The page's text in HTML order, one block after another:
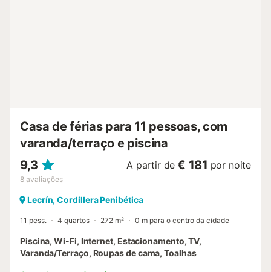
Casa de férias para 11 pessoas, com
varanda/terraço e piscina
9,3
8 avaliações
A partir de € 181 por noite
Lecrín, Cordillera Penibética
11 pess. 4 quartos 272 m² 0 m para o centro da cidade
Piscina, Wi-Fi, Internet, Estacionamento, TV,
Varanda/Terraço, Roupas de cama, Toalhas